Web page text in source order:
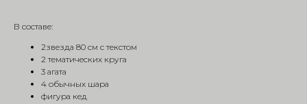
В составе:
2звезда 80 см с текстом
2 тематических круга
3 агата
4 обычных шара
фигура кед